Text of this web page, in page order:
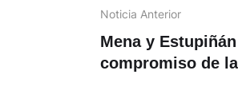
Noticia Anterior
Mena y
compromiso de